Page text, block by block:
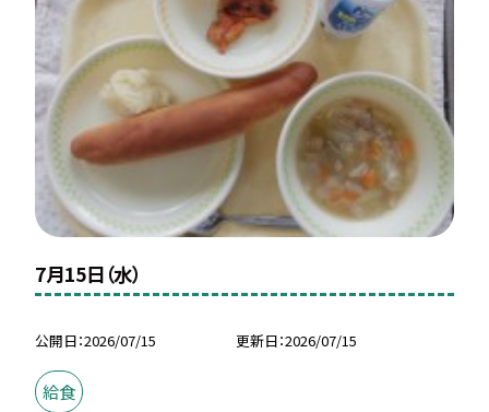
7月15日（水）
公開日 2026/07/15 更新日 2026/07/15
給食